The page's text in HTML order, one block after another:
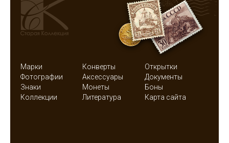
Марки Конверты
Открытки
Фотографии
Аксессуары
Документы
Знаки
Монеты
Боны
Коллекции
Литература Карта сайта